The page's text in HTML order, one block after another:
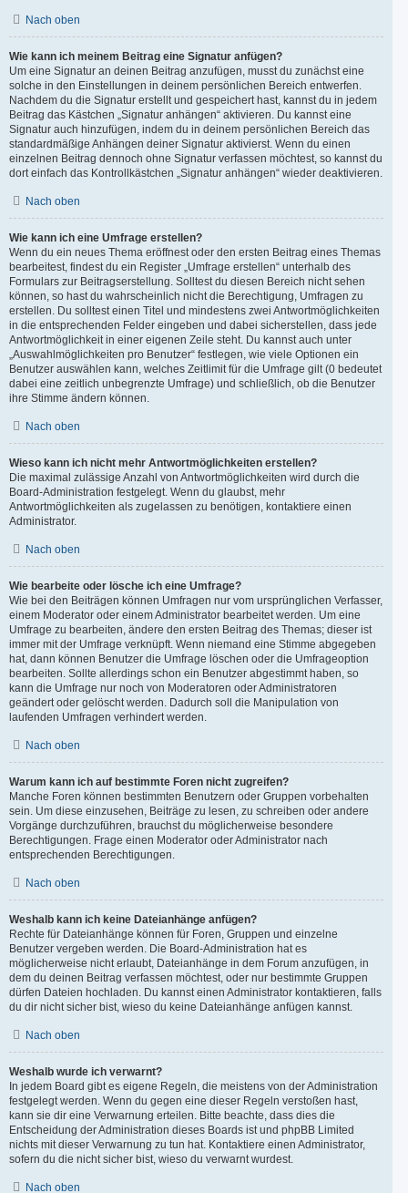
Nach oben
Wie kann ich meinem Beitrag eine Signatur anfügen?
Um eine Signatur an deinen Beitrag anzufügen, musst du zunächst eine
solche in den Einstellungen in deinem persönlichen Bereich entwerfen.
Nachdem du die Signatur erstellt und gespeichert hast, kannst du in jedem
Beitrag das Kästchen „Signatur anhängen“ aktivieren. Du kannst eine
Signatur auch hinzufügen, indem du in deinem persönlichen Bereich das
standardmäßige Anhängen deiner Signatur aktivierst. Wenn du einen
einzelnen Beitrag dennoch ohne Signatur verfassen möchtest, so kannst du
dort einfach das Kontrollkästchen „Signatur anhängen“ wieder deaktivieren.
Nach oben
Wie kann ich eine Umfrage erstellen?
Wenn du ein neues Thema eröffnest oder den ersten Beitrag eines Themas
bearbeitest, findest du ein Register „Umfrage erstellen“ unterhalb des
Formulars zur Beitragserstellung. Solltest du diesen Bereich nicht sehen
können, so hast du wahrscheinlich nicht die Berechtigung, Umfragen zu
erstellen. Du solltest einen Titel und mindestens zwei Antwortmöglichkeiten
in die entsprechenden Felder eingeben und dabei sicherstellen, dass jede
Antwortmöglichkeit in einer eigenen Zeile steht. Du kannst auch unter
„Auswahlmöglichkeiten pro Benutzer“ festlegen, wie viele Optionen ein
Benutzer auswählen kann, welches Zeitlimit für die Umfrage gilt (0 bedeutet
dabei eine zeitlich unbegrenzte Umfrage) und schließlich, ob die Benutzer
ihre Stimme ändern können.
Nach oben
Wieso kann ich nicht mehr Antwortmöglichkeiten erstellen?
Die maximal zulässige Anzahl von Antwortmöglichkeiten wird durch die
Board-Administration festgelegt. Wenn du glaubst, mehr
Antwortmöglichkeiten als zugelassen zu benötigen, kontaktiere einen
Administrator.
Nach oben
Wie bearbeite oder lösche ich eine Umfrage?
Wie bei den Beiträgen können Umfragen nur vom ursprünglichen Verfasser,
einem Moderator oder einem Administrator bearbeitet werden. Um eine
Umfrage zu bearbeiten, ändere den ersten Beitrag des Themas; dieser ist
immer mit der Umfrage verknüpft. Wenn niemand eine Stimme abgegeben
hat, dann können Benutzer die Umfrage löschen oder die Umfrageoption
bearbeiten. Sollte allerdings schon ein Benutzer abgestimmt haben, so
kann die Umfrage nur noch von Moderatoren oder Administratoren
geändert oder gelöscht werden. Dadurch soll die Manipulation von
laufenden Umfragen verhindert werden.
Nach oben
Warum kann ich auf bestimmte Foren nicht zugreifen?
Manche Foren können bestimmten Benutzern oder Gruppen vorbehalten
sein. Um diese einzusehen, Beiträge zu lesen, zu schreiben oder andere
Vorgänge durchzuführen, brauchst du möglicherweise besondere
Berechtigungen. Frage einen Moderator oder Administrator nach
entsprechenden Berechtigungen.
Nach oben
Weshalb kann ich keine Dateianhänge anfügen?
Rechte für Dateianhänge können für Foren, Gruppen und einzelne
Benutzer vergeben werden. Die Board-Administration hat es
möglicherweise nicht erlaubt, Dateianhänge in dem Forum anzufügen, in
dem du deinen Beitrag verfassen möchtest, oder nur bestimmte Gruppen
dürfen Dateien hochladen. Du kannst einen Administrator kontaktieren, falls
du dir nicht sicher bist, wieso du keine Dateianhänge anfügen kannst.
Nach oben
Weshalb wurde ich verwarnt?
In jedem Board gibt es eigene Regeln, die meistens von der Administration
festgelegt werden. Wenn du gegen eine dieser Regeln verstoßen hast,
kann sie dir eine Verwarnung erteilen. Bitte beachte, dass dies die
Entscheidung der Administration dieses Boards ist und phpBB Limited
nichts mit dieser Verwarnung zu tun hat. Kontaktiere einen Administrator,
sofern du die nicht sicher bist, wieso du verwarnt wurdest.
Nach oben